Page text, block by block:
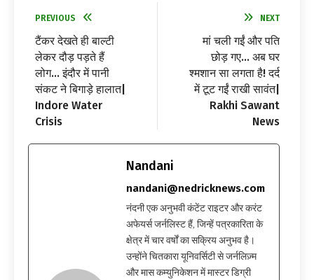
PREVIOUS
टैंकर देखते ही बाल्टी
लेकर दौड़ पड़ते हैं
लोग… इंदौर में पानी
संकट ने बिगाड़े हालात|
Indore Water
Crisis
NEXT
मां चली गईं और पति
छोड़ गए… अब घर
श्मशान सा लगता है! दर्द
में टूट गईं राखी सावंत|
Rakhi Sawant
News
Nandani
nandani@nedricknews.com
नंदनी एक अनुभवी कंटेंट राइटर और करंट
अफेयर्स जर्नलिस्ट हैं, जिन्हें पत्रकारिता के
क्षेत्र में चार वर्षों का सक्रिय अनुभव है।
उन्होंने चितकारा यूनिवर्सिटी से जर्नलिज़्म
और मास कम्युनिकेशन में मास्टर डिग्री